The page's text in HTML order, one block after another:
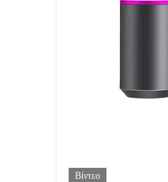
Βίντεο